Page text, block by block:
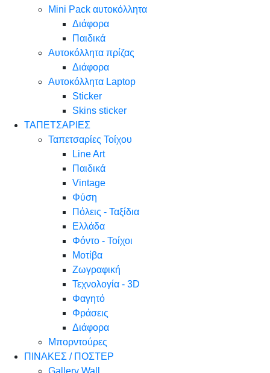
Mini Pack αυτοκόλλητα
Διάφορα
Παιδικά
Αυτοκόλλητα πρίζας
Διάφορα
Αυτοκόλλητα Laptop
Sticker
Skins sticker
ΤΑΠΕΤΣΑΡΙΕΣ
Ταπετσαρίες Τοίχου
Line Art
Παιδικά
Vintage
Φύση
Πόλεις - Ταξίδια
Ελλάδα
Φόντο - Τοίχοι
Μοτίβα
Ζωγραφική
Τεχνολογία - 3D
Φαγητό
Φράσεις
Διάφορα
Μπορντούρες
ΠΙΝΑΚΕΣ / ΠΟΣΤΕΡ
Gallery Wall